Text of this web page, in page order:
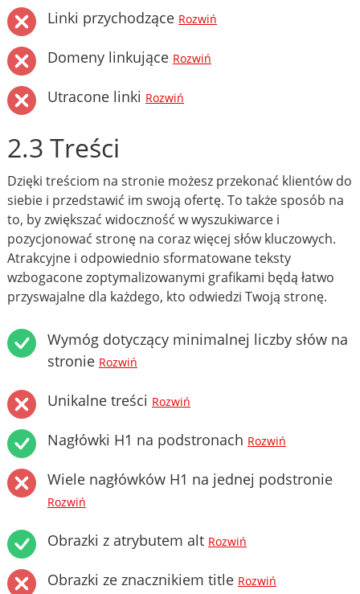
Linki przychodzące Rozwiń
Domeny linkujące Rozwiń
Utracone linki Rozwiń
2.3 Treści
Dzięki treściom na stronie możesz przekonać klientów do
siebie i przedstawić im swoją ofertę. To także sposób na
to, by zwiększać widoczność w wyszukiwarce i
pozycjonować stronę na coraz więcej słów kluczowych.
Atrakcyjne i odpowiednio sformatowane teksty
wzbogacone zoptymalizowanymi grafikami będą łatwo
przyswajalne dla każdego, kto odwiedzi Twoją stronę.
Wymóg dotyczący minimalnej liczby słów na
stronie Rozwiń
Unikalne treści Rozwiń
Nagłówki H1 na podstronach Rozwiń
Wiele nagłówków H1 na jednej podstronie
Rozwiń
Obrazki z atrybutem alt Rozwiń
Obrazki ze znacznikiem title Rozwiń